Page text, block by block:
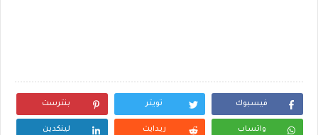
فيسبوك تويتر بنترست
واتساب ريدايت لينكدين